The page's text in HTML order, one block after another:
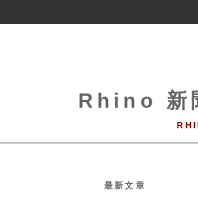
Rhino 新
最新文章